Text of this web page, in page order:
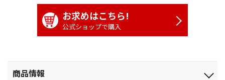
お求めはこちら!
公式ショップで購入
商品情報